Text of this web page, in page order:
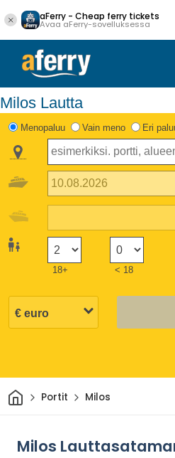
aFerry - Cheap ferry tickets
Avaa aFerry-sovelluksessa
Milos Lautta
Menopaluu Vain meno Eri
18+ < 18
KotiinPortit Milos
Milos